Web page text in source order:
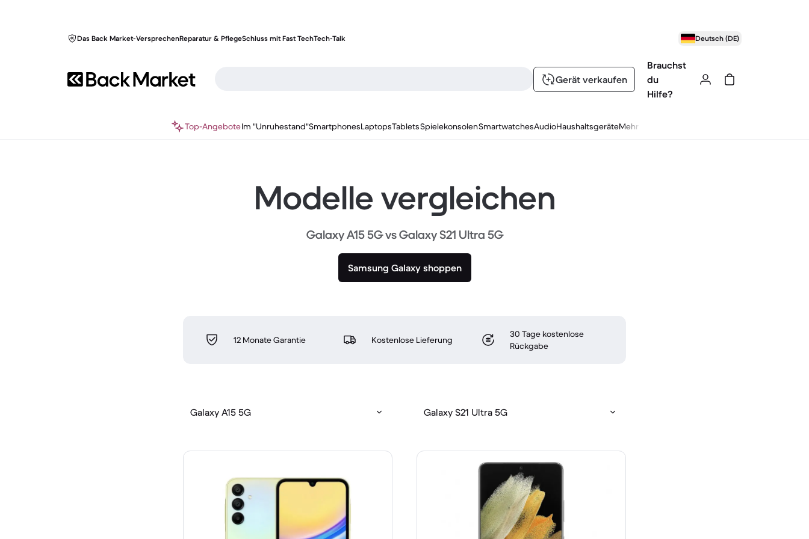
Das Back Market-VersprechenReparatur & PflegeSchluss mit Fast TechTech-Talk Deutsch (DE)
Gerät verkaufen
Brauchst
du
Hilfe?
Top-AngeboteIm "Unruhestand"SmartphonesLaptopsTabletsSpielekonsolenSmartwatchesAudioHaushaltsgeräteMehr
Modelle vergleichen
Galaxy A15 5G vs Galaxy S21 Ultra 5G
Samsung Galaxy shoppen
12 Monate Garantie Kostenlose Lieferung
30 Tage kostenlose
Rückgabe
Galaxy A15 5G Galaxy S21 Ultra 5G